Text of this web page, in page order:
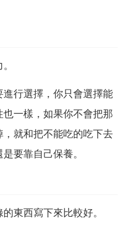
行選擇，你只會選擇能
一樣，如果你不會把那
就和把不能吃的吃下去
要靠自己保養。
東西寫下來比較好。